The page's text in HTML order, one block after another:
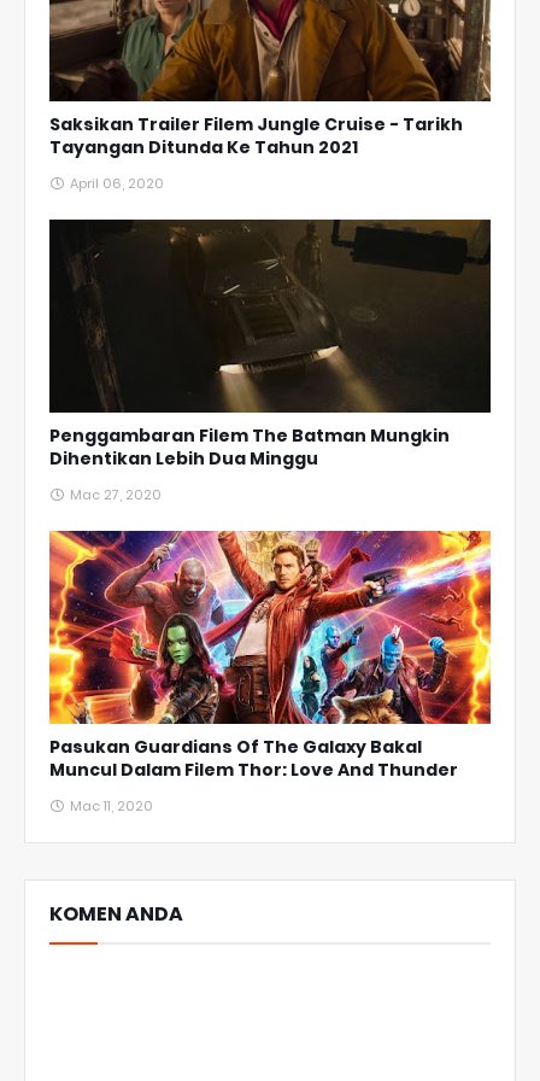
Saksikan Trailer Filem Jungle Cruise - Tarikh
Tayangan Ditunda Ke Tahun 2021
April 06, 2020
Penggambaran Filem The Batman Mungkin
Dihentikan Lebih Dua Minggu
Mac 27, 2020
Pasukan Guardians Of The Galaxy Bakal
Muncul Dalam Filem Thor: Love And Thunder
Mac 11, 2020
KOMEN ANDA